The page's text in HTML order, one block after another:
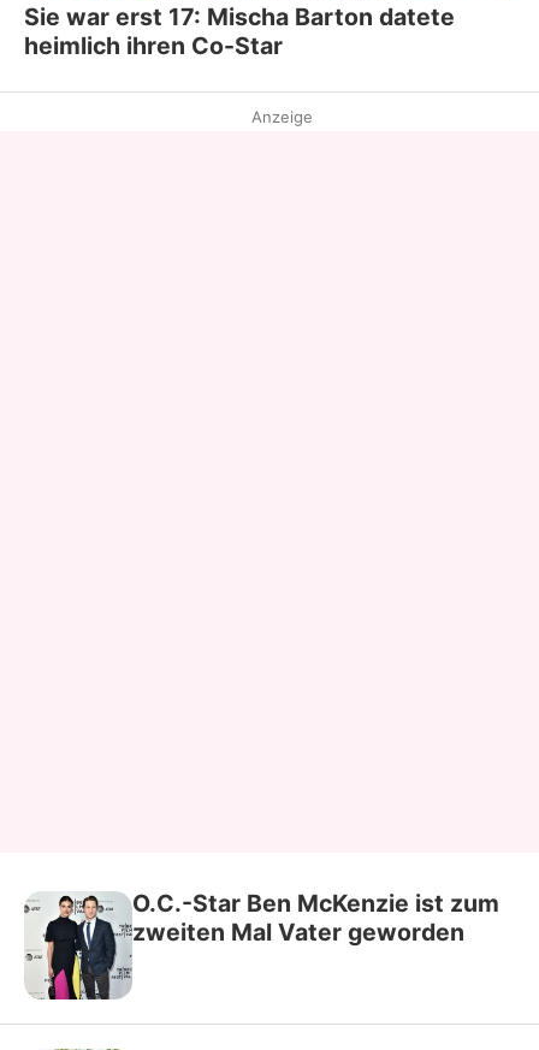
Sie war erst 17: Mischa Barton datete
heimlich ihren Co-Star
Anzeige
O.C.-Star Ben McKenzie ist zum
zweiten Mal Vater geworden